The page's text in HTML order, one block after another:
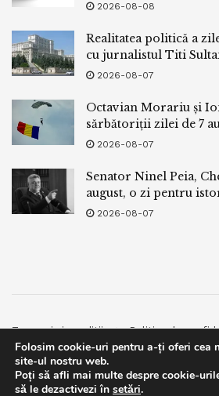
2026-08-08
Realitatea politică a
cu jurnalistul Titi
2026-08-07
Octavian Morariu și
sărbătoriții zilei de 7
2026-08-07
Senator Ninel Peia,
august, o zi pentru
2026-08-07
Termeni si conditii
Politica de
Facebook
Contact
© 2019bpnews- Business & Politics News
Folosim cookie-uri pentru a-ți oferi cea
site-ul nostru web.
Poți să afli mai multe despre cookie-
să le dezactivezi în setări.
This website uses GDPR cookies. By